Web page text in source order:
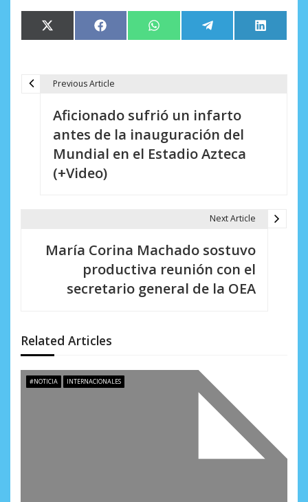
Compartir
en
X
(Twitter)
Compartir
en
Facebook Compartir
en
WhatsApp Compartir
en
Telegram
en
LinkedIn
d
e
e
Previous Article
Aficionado sufrió un infarto
antes de la inauguración del
Mundial en el Estadio Azteca
(+Video)
Next Article
María Corina Machado sostuvo
productiva reunión con el
secretario general de la OEA
Related Articles
#NOTICIA INTERNACIONALES